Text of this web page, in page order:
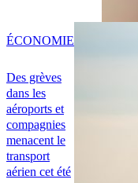
Des grèves
dans les
aéroports et
compagnies
menacent le
transport
aérien cet été
ÉCONOMIE